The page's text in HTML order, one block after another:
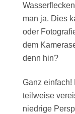
man ja. Dies
oder
dem
denn hin?
Ganz einfach!
teilweise
niedrige